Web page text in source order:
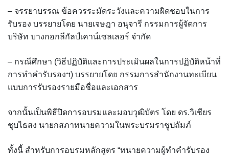
– จรรยาบรรณ ข้อควรระมัดระวังและความผิดชอบในการ
รับรอง บรรยายโดย นายเจษฎา อนุจารี กรรมการผู้จัดการ
บริษัท บางกอกลีกัลป์เคาน์เซลเลอร์ จำกัด
– กรณีศึกษา (วิธีปฏิบัติและการประเมินผลในการปฏิบัติหน้าที่
การทำคำรับรองฯ) บรรยายโดย กรรมการสำนักงานทะเบียน
แบบการรับรองรายมือชื่อและเอกสาร
จากนั้นเป็นพิธีปิดการอบรมและมอบวุฒิบัตร โดย ดร.วิเชียร
ชุบไธสง นายกสภาทนายความในพระบรมราชูปถัมภ์
ทั้งนี้ สำหรับการอบรมหลักสูตร “ทนายความผู้ทำคำรับรอง